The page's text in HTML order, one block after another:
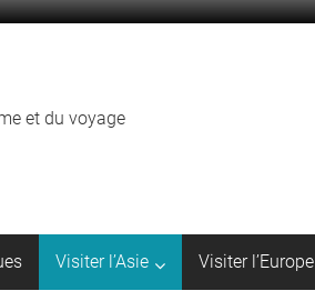
et du voyage
Visiter l’Asie Visiter l’Europe